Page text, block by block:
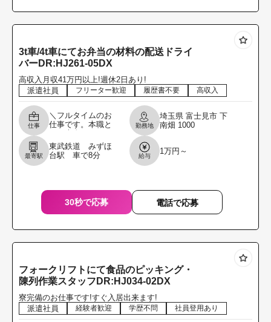
3t車/4t車にてお弁当の材料の配送ドライ
バーDR:HJ261-05DX
高収入月収41万円以上!週休2日あり!
派遣社員
フリーター歓迎 履歴書不要 高収入
仕事
＼フルタイムのお
仕事です。本職と
る方を募集しま
す。／ 3t車/4t車に
てお弁当の材料の
勤務地
埼玉県 富士見市 下
南畑 1000
最寄駅
東武鉄道 みずほ
台駅 車で8分
給与
1万円～
30秒で応募 電話で応募
フォークリフトにて食品のピッキング・
陳列作業スタッフDR:HJ034-02DX
寮完備のお仕事です!すぐ入居出来ます!
派遣社員
経験者歓迎 学歴不問 社員登用あり